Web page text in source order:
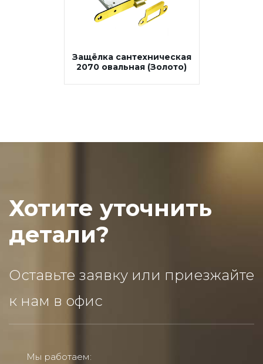
Защёлка сантехническая
2070 овальная (Золото)
Хотите уточнить
детали?
Оставьте заявку или приезжайте
к нам в офис
Мы работаем: